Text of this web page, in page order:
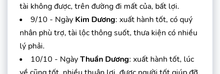
tài không được, trên đường đi mất của, bất lợi.
9/10 - Ngày Kim Dương: xuất hành tốt, có quý
nhân phù trợ, tài lộc thông suốt, thưa kiện có nhiều
lý phải.
10/10 - NgàyThuần Dương: xuất hành tốt, lúc